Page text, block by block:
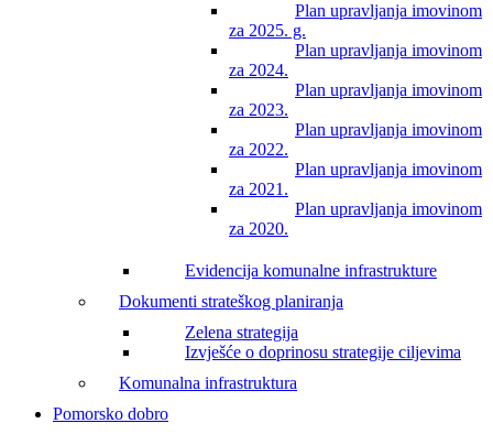
Plan upravljanja imovinom
za 2025. g.
Plan upravljanja imovinom
za 2024.
Plan upravljanja imovinom
za 2023.
Plan upravljanja imovinom
za 2022.
Plan upravljanja imovinom
za 2021.
Plan upravljanja imovinom
za 2020.
Evidencija komunalne infrastrukture
Dokumenti strateškog planiranja
Zelena strategija
Izvješće o doprinosu strategije ciljevima
Komunalna infrastruktura
Pomorsko dobro